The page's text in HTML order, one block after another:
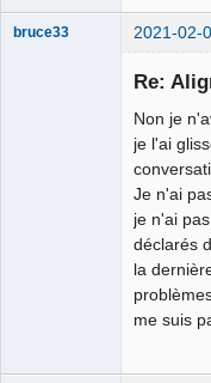
bruce33 2021-02-
Re:
Non je
je l'ai
Je n'ai
je n'ai
déclarés
la
me suis